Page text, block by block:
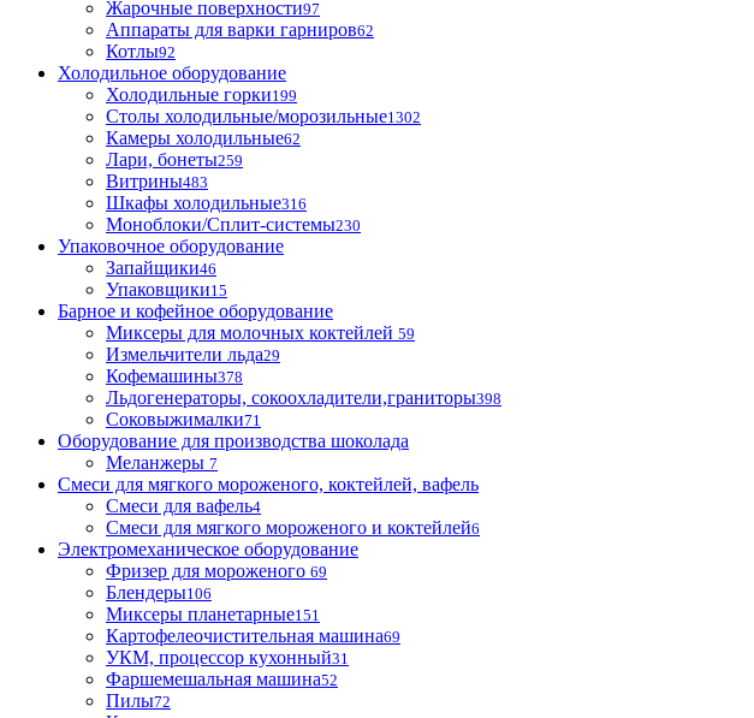
Жарочные поверхности97
Аппараты для варки гарниров62
Котлы92
Холодильное оборудование
Холодильные горки199
Столы холодильные/морозильные1302
Камеры холодильные62
Лари, бонеты259
Витрины483
Шкафы холодильные316
Моноблоки/Сплит-системы230
Упаковочное оборудование
Запайщики46
Упаковщики15
Барное и кофейное оборудование
Миксеры для молочных коктейлей 59
Измельчители льда29
Кофемашины378
Льдогенераторы, сокоохладители,граниторы398
Соковыжималки71
Оборудование для производства шоколада
Меланжеры 7
Смеси для мягкого мороженого, коктейлей, вафель
Смеси для вафель4
Смеси для мягкого мороженого и коктейлей6
Электромеханическое оборудование
Фризер для мороженого 69
Блендеры106
Миксеры планетарные151
Картофелеочистительная машина69
УКМ, процессор кухонный31
Фаршемешальная машина52
Пилы72